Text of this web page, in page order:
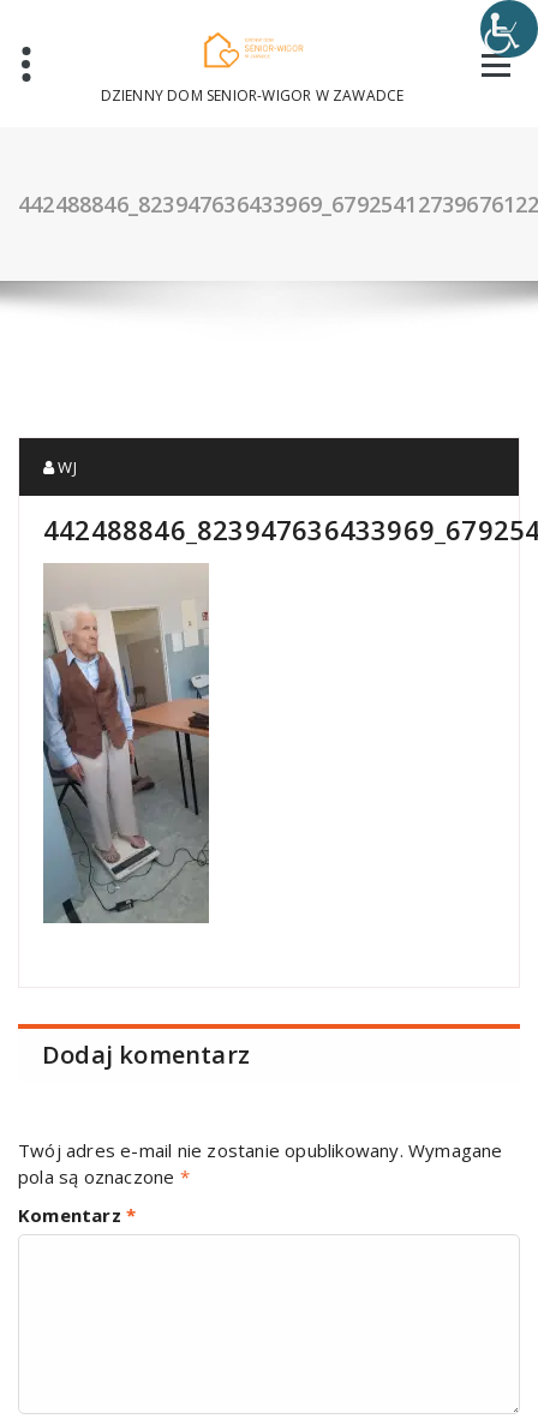
content
DZIENNY DOM SENIOR-WIGOR W ZAWADCE
WJ
Dodaj komentarz
Twój adres e-mail nie zostanie opublikowany. Wymagane
pola są oznaczone *
Komentarz *